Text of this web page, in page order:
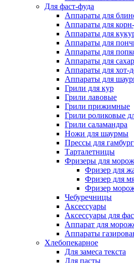
Для фаст-фуда
Аппараты для
Аппараты для
Аппараты для
Аппараты для
Аппараты для
Аппараты для
Аппараты для хот-
Аппараты для
Грили для кур
Грили лавовые
Грили прижимные
Грили роликовые
Грили саламандра
Ножи для шаурмы
Прессы для
Тарталетницы
Фризеры для
Фризер для
Фризер для
Фризер
Чебуречницы
Аксессуары
Аксессуары для
Аппарат для
Аппараты
Хлебопекарное
Для замеса текста
Для пасты